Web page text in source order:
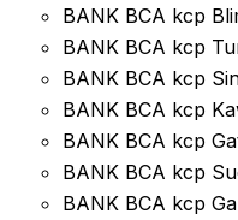
BANK BCA kcp
BANK BCA kcp
BANK BCA kcp
BANK BCA kcp
BANK BCA kcp
BANK BCA kcp
BANK BCA kcp